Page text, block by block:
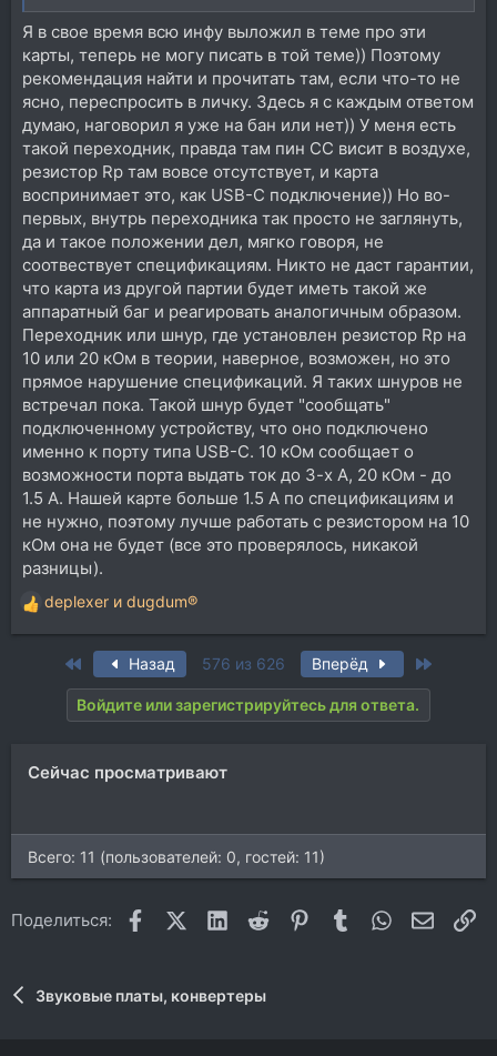
Я в свое время всю инфу выложил в теме про эти
карты, теперь не могу писать в той теме)) Поэтому
рекомендация найти и прочитать там, если что-то не
ясно, переспросить в личку. Здесь я с каждым ответом
думаю, наговорил я уже на бан или нет)) У меня есть
такой переходник, правда там пин CC висит в воздухе,
резистор Rp там вовсе отсутствует, и карта
воспринимает это, как USB-C подключение)) Но во-
первых, внутрь переходника так просто не заглянуть,
да и такое положении дел, мягко говоря, не
соотвествует спецификациям. Никто не даст гарантии,
что карта из другой партии будет иметь такой же
аппаратный баг и реагировать аналогичным образом.
Переходник или шнур, где установлен резистор Rp на
10 или 20 кОм в теории, наверное, возможен, но это
прямое нарушение спецификаций. Я таких шнуров не
встречал пока. Такой шнур будет "сообщать"
подключенному устройству, что оно подключено
именно к порту типа USB-С. 10 кОм сообщает о
возможности порта выдать ток до 3-х А, 20 кОм - до
1.5 А. Нашей карте больше 1.5 А по спецификациям и
не нужно, поэтому лучше работать с резистором на 10
кОм она не будет (все это проверялось, никакой
разницы).
Р
е
deplexer и dugdum®
First Назад 576 из 626 Вперёд
Войдите или зарегистрируйтесь для ответа.
Сейчас просматривают
Всего: 11 (пользователей: 0, гостей: 11)
Поделиться: FacebookX (Twitter)
LinkedIn
Reddit Pinterest
Tumblr WhatsApp
Звуковые платы, конвертеры